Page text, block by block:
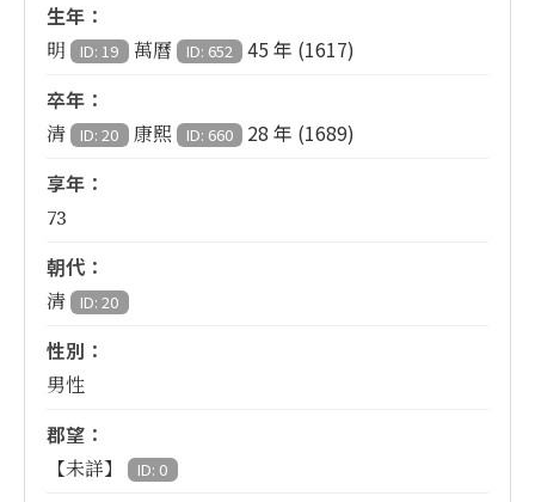
生年：
明 ID: 19 萬曆 ID: 652
45 年 (1617)
卒年：
清 ID: 20 康熙 ID: 660
28 年 (1689)
享年：
73
朝代：
清 ID: 20
性別：
男性
郡望：
【未詳】 ID: 0